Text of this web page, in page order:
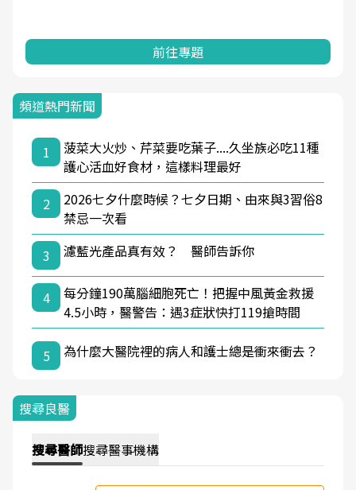
前往專題
頻道熱門新聞
1
菠菜大火炒、芹菜要吃葉子....久坐族必吃11種
護心活血好食材，這樣料理最好
2
2026七夕什麼時候？七夕日期、由來與3習俗8
禁忌一次看
3
濾藍光產品真有效？ 醫師告訴你
4
每分鐘190萬腦細胞死亡！把握中風黃金救援
4.5小時，醫警告：遇3症狀快打119搶時間
5 為什麼大醫院裡的病人和護士總是衝來衝去？
搜尋良醫
搜尋醫師搜尋醫事機構